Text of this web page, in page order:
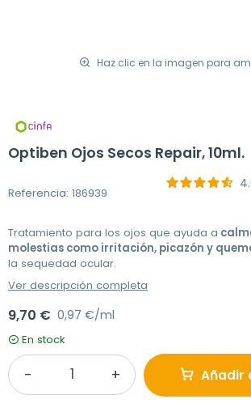
Haz clic en la imagen para
Optiben Ojos Secos Repair, 10ml.
Referencia: 186939
Tratamiento para los ojos que ayuda a
molestias como irritación, picazón y
la sequedad ocular.
Ver descripción completa
9,70 € 0,97 €/ml
En stock
Añadir